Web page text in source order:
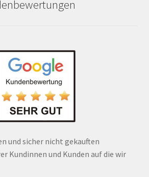
und sicher nicht gekauften
Kundinnen und Kunden auf die wir